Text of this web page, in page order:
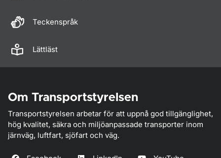
Teckenspråk
Lättläst
Om Transportstyrelsen
Transportstyrelsen arbetar för att uppnå god tillgänglighet,
hög kvalitet, säkra och miljöanpassade transporter inom
järnväg, luftfart, sjöfart och väg.